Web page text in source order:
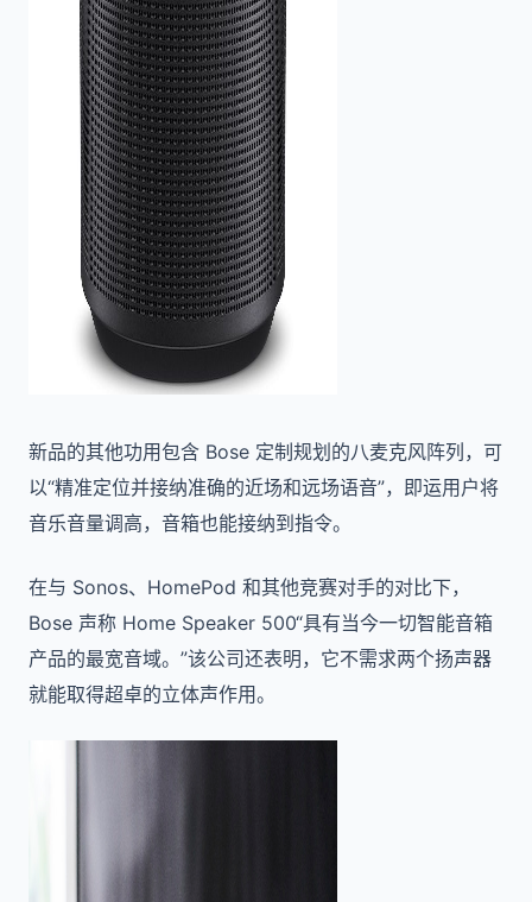
新品的其他功用包含 Bose 定制规划的八麦克风阵列，可
以“精准定位并接纳准确的近场和远场语音”，即运用户将
音乐音量调高，音箱也能接纳到指令。
在与 Sonos、HomePod 和其他竞赛对手的对比下，
Bose 声称 Home Speaker 500“具有当今一切智能音箱
产品的最宽音域。”该公司还表明，它不需求两个扬声器
就能取得超卓的立体声作用。